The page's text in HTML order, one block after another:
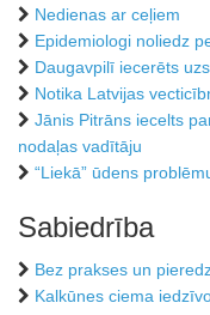
Nedienas ar ceļiem
Epidemiologi noliedz
Daugavpilī iecerēts
Notika Latvijas
Jānis Pitrāns iecelts
nodaļas vadītāju
“Liekā” ūdens
Sabiedrība
Bez prakses un
Kalkūnes ciema